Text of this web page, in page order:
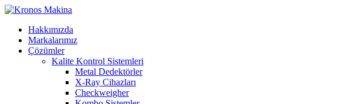
Hakkımızda
Markalarımız
Çözümler
Kalite Kontrol Sistemleri
Metal Dedektörler
X-Ray Cihazları
Checkweigher